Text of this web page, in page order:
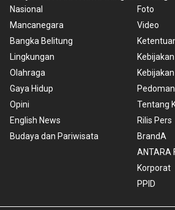
Nasional
Mancanegara
Bangka Belitung
Lingkungan
Olahraga
Gaya Hidup
Opini
English News
Budaya dan Pariwisata
Foto
Video
Tentang
Rilis Pers
BrandA
ANTARA
Korporat
PPID